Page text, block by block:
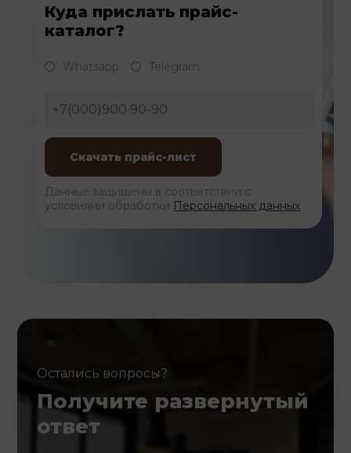
Куда прислать прайс-
каталог?
Whatsapp Telegram
Данные защищены в соответствии с
условиями обработки Персональных данных
Остались вопросы?
Получите развернутый
ответ